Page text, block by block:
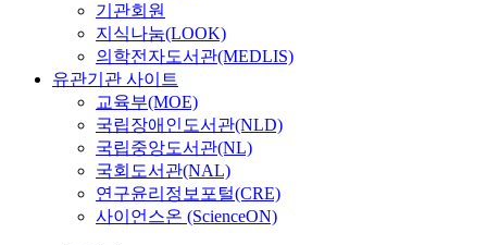
기관회원
지식나눔(LOOK)
의학전자도서관(MEDLIS)
유관기관 사이트
교육부(MOE)
국립장애인도서관(NLD)
국립중앙도서관(NL)
국회도서관(NAL)
연구윤리정보포털(CRE)
사이언스온 (ScienceON)